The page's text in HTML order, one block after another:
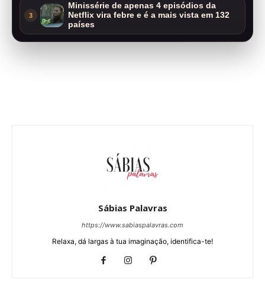
3
Minissérie de apenas 4 episódios da
Netflix vira febre e é a mais vista em 132
países
Sábias Palavras
https://www.sabiaspalavras.com
Relaxa, dá largas à tua imaginação, identifica-te!